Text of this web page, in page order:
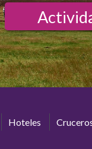
Hoteles